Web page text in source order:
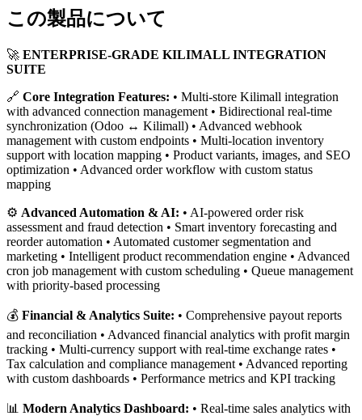
この製品について
🚀 ENTERPRISE-GRADE KILIMALL INTEGRATION
SUITE
🔗 Core Integration Features: • Multi-store Kilimall integration
with advanced connection management • Bidirectional real-time
synchronization (Odoo ↔ Kilimall) • Advanced webhook
management with custom endpoints • Multi-location inventory
support with location mapping • Product variants, images, and SEO
optimization • Advanced order workflow with custom status
mapping
⚙️ Advanced Automation & AI: • AI-powered order risk
assessment and fraud detection • Smart inventory forecasting and
reorder automation • Automated customer segmentation and
marketing • Intelligent product recommendation engine • Advanced
cron job management with custom scheduling • Queue management
with priority-based processing
💰 Financial & Analytics Suite: • Comprehensive payout reports
and reconciliation • Advanced financial analytics with profit margin
tracking • Multi-currency support with real-time exchange rates •
Tax calculation and compliance management • Advanced reporting
with custom dashboards • Performance metrics and KPI tracking
📊 Modern Analytics Dashboard: • Real-time sales analytics with